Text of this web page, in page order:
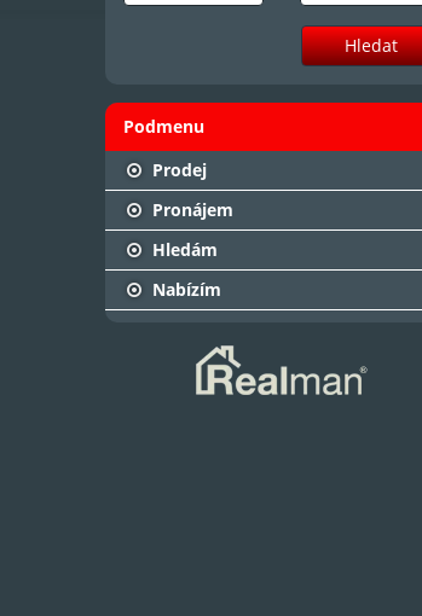
Hledat
Podmenu
Prodej
Pronájem
Hledám
Nabízím